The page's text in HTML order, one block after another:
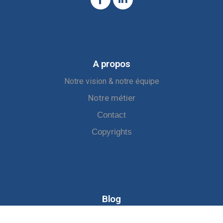
A propos
Notre vision & notre équipe
Notre métier
Contact
Copyrights
Blog